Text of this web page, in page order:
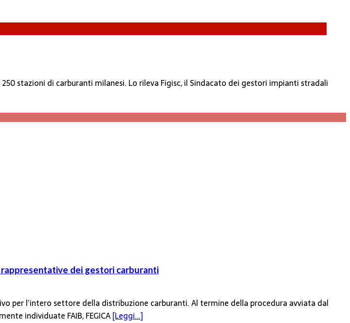
stazioni di carburanti milanesi. Lo rileva Figisc, il Sindacato dei gestori impianti stradali
rappresentative dei gestori carburanti
per l’intero settore della distribuzione carburanti. Al termine della procedura avviata dal
individuate FAIB, FEGICA[Leggi...]